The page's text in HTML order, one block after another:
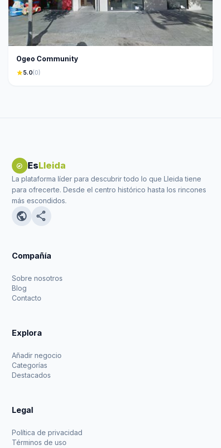
Ogeo Community
star5.0(0)
explore EsLleida
La plataforma líder para descubrir todo lo que Lleida tiene
para ofrecerte. Desde el centro histórico hasta los rincones
más escondidos.
public share
Compañía
Sobre nosotros
Blog
Contacto
Explora
Añadir negocio
Categorías
Destacados
Legal
Política de privacidad
Términos de uso